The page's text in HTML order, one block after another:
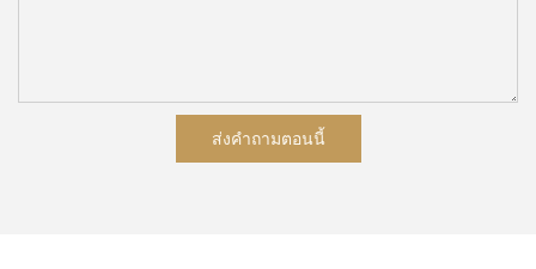
ส่งคำถามตอนนี้